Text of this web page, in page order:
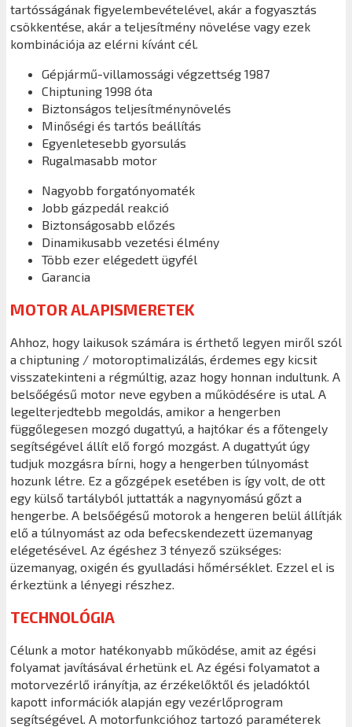
tartósságának figyelembevételével, akár a fogyasztás
csökkentése, akár a teljesítmény növelése vagy ezek
kombinációja az elérni kívánt cél.
Gépjármű-villamossági végzettség 1987
Chiptuning 1998 óta
Biztonságos teljesítménynövelés
Minőségi és tartós beállítás
Egyenletesebb gyorsulás
Rugalmasabb motor
Nagyobb forgatónyomaték
Jobb gázpedál reakció
Biztonságosabb előzés
Dinamikusabb vezetési élmény
Több ezer elégedett ügyfél
Garancia
MOTOR ALAPISMERETEK
Ahhoz, hogy laikusok számára is érthető legyen miről szól
a chiptuning / motoroptimalizálás, érdemes egy kicsit
visszatekinteni a régmúltig, azaz hogy honnan indultunk. A
belsőégésű motor neve egyben a működésére is utal. A
legelterjedtebb megoldás, amikor a hengerben
függőlegesen mozgó dugattyú, a hajtókar és a főtengely
segítségével állít elő forgó mozgást. A dugattyút úgy
tudjuk mozgásra bírni, hogy a hengerben túlnyomást
hozunk létre. Ez a gőzgépek esetében is így volt, de ott
egy külső tartályból juttatták a nagynyomású gőzt a
hengerbe. A belsőégésű motorok a hengeren belül állítják
elő a túlnyomást az oda befecskendezett üzemanyag
elégetésével. Az égéshez 3 tényező szükséges:
üzemanyag, oxigén és gyulladási hőmérséklet. Ezzel el is
érkeztünk a lényegi részhez.
TECHNOLÓGIA
Célunk a motor hatékonyabb működése, amit az égési
folyamat javításával érhetünk el. Az égési folyamatot a
motorvezérlő irányítja, az érzékelőktől és jeladóktól
kapott információk alapján egy vezérlőprogram
segítségével. A motorfunkcióhoz tartozó paraméterek